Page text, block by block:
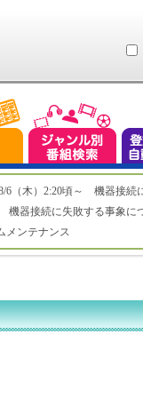
6（木）2:20頃～ 機器接続
機器接続に失敗する事象に
メンテナンス